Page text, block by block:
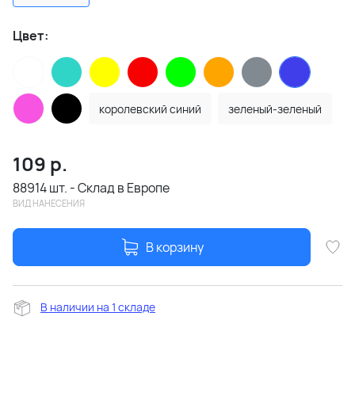
Цвет:
королевский синий зеленый-зеленый
109 р.
88914 шт. - Склад в Европе
ВИД НАНЕСЕНИЯ
В корзину
В наличии на 1 складе